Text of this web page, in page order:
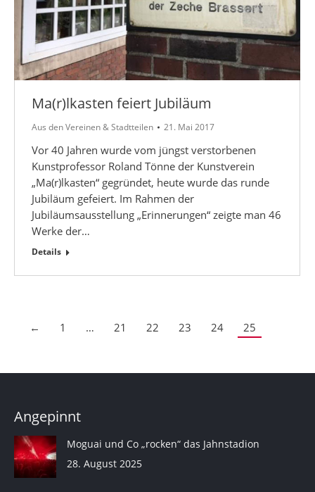
Ma(r)lkasten feiert Jubiläum
Aus den Vereinen & Stadtteilen 21. Mai 2017
Vor 40 Jahren wurde vom jüngst verstorbenen
Kunstprofessor Roland Tönne der Kunstverein
„Ma(r)lkasten“ gegründet, heute wurde das runde
Jubiläum gefeiert. Im Rahmen der
Jubiläumsausstellung „Erinnerungen“ zeigte man 46
Werke der…
Details
← 1 … 21 22 23 24 25
Angepinnt
Moguai und Co „rocken“ das Jahnstadion
28. August 2025